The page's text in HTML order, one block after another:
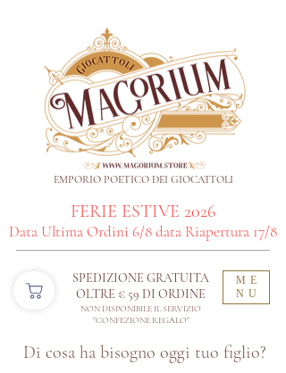
ME
NU
Di cosa ha bisogno oggi tuo figlio?
SPEDIZIONE GRATUITA
OLTRE € 59 DI ORDINE​
NON DISPONIBILE IL SERVIZIO
"CONFEZIONE REGALO"
EMPORIO POETICO DEI GIOCATTOLI
FERIE ESTIVE 2026
Data Ultima Ordini 6/8 data Riapertura 17/8